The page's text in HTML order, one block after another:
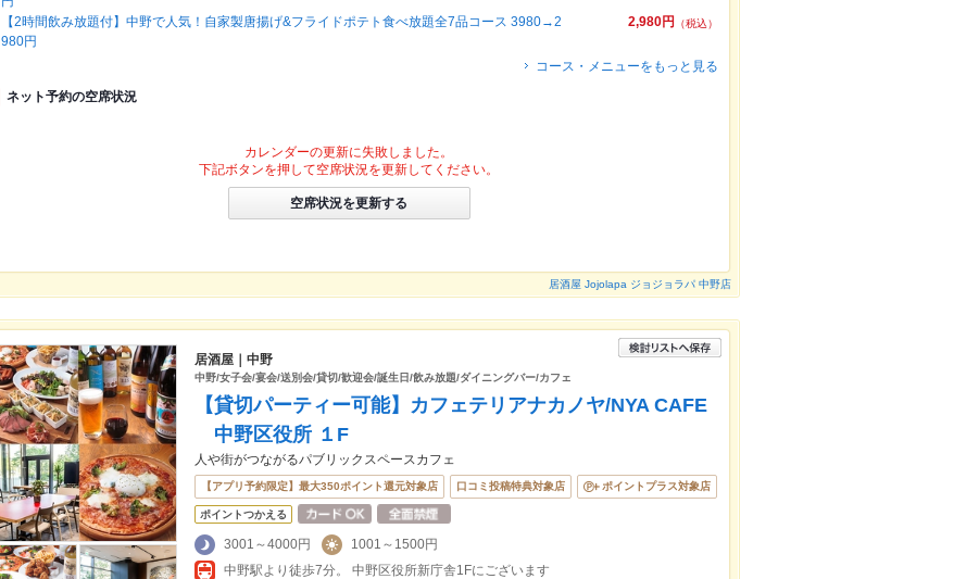
2,980円
（税込）
【2時間飲み放題付】中野で人気！自家製唐揚げ&フライドポテト食べ放題全7品コース 3980→2
980円
コース・メニューをもっと見る
ネット予約の空席状況
カレンダーの更新に失敗しました。
下記ボタンを押して空席状況を更新してください。
空席状況を更新する
居酒屋 Jojolapa ジョジョラパ 中野店
居酒屋｜中野
中野/女子会/宴会/送別会/貸切/歓迎会/誕生日/飲み放題/ダイニングバー/カフェ
【貸切パーティー可能】カフェテリアナカノヤ/NYA CAFE
中野区役所 １F
人や街がつながるパブリックスペースカフェ
【アプリ予約限定】最大350ポイント還元対象店 口コミ投稿特典対象店 ポイントプラス対象店
ポイントつかえる
3001～4000円
1001～1500円
中野駅より徒歩7分。 中野区役所新庁舎1Fにございます